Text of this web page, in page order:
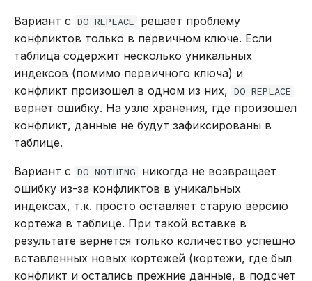
Вариант с DO REPLACE
решает проблему
конфликтов только в первичном ключе. Если
таблица содержит несколько уникальных
индексов (помимо первичного ключа) и
конфликт произошел в одном из них, DO REPLACE
вернет ошибку. На узле хранения, где произошел
конфликт, данные не будут зафиксированы в
таблице.
Вариант с DO NOTHING
никогда не возвращает
ошибку из-за конфликтов в уникальных
индексах, т.к. просто оставляет старую версию
кортежа в таблице. При такой вставке в
результате вернется только количество успешно
вставленных новых кортежей (кортежи, где был
конфликт и остались прежние данные, в подсчет